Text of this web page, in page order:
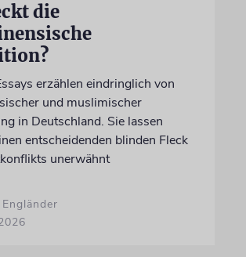
die
erzählen eindringlich von
und muslimischer
in Deutschland. Sie lassen
entscheidenden blinden Fleck
unerwähnt